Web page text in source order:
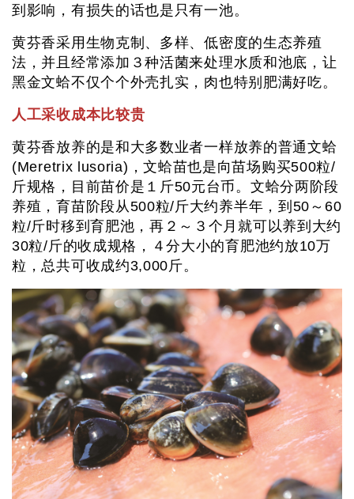
到影响，有损失的话也是只有一池。
黄芬香采用生物克制、多样、低密度的生态养殖
法，并且经常添加３种活菌来处理水质和池底，让
黑金文蛤不仅个个外壳扎实，肉也特别肥满好吃。
人工采收成本比较贵
黄芬香放养的是和大多数业者一样放养的普通文蛤
(Meretrix lusoria)，文蛤苗也是向苗场购买500粒/
斤规格，目前苗价是１斤50元台币。文蛤分两阶段
养殖，育苗阶段从500粒/斤大约养半年，到50～60
粒/斤时移到育肥池，再２～３个月就可以养到大约
30粒/斤的收成规格，４分大小的育肥池约放10万
粒，总共可收成约3,000斤。